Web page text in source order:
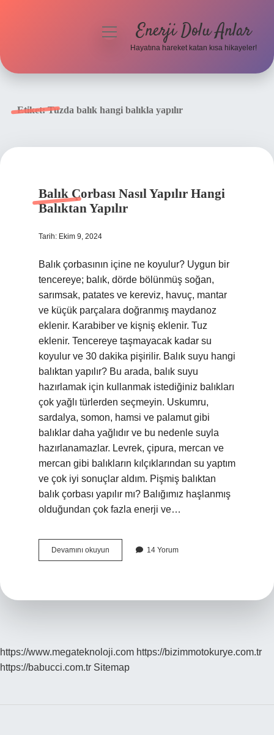
menüyüEnerji Dolu Anlar
Hayatına hareket katan kısa hikayeler!
Etiket:Tuzda balık hangi balıkla yapılır
Balık Çorbası Nasıl Yapılır Hangi
Balıktan Yapılır
Tarih: Ekim 9, 2024
Balık çorbasının içine ne koyulur? Uygun bir
tencereye; balık, dörde bölünmüş soğan,
sarımsak, patates ve kereviz, havuç, mantar
ve küçük parçalara doğranmış maydanoz
eklenir. Karabiber ve kişniş eklenir. Tuz
eklenir. Tencereye taşmayacak kadar su
koyulur ve 30 dakika pişirilir. Balık suyu hangi
balıktan yapılır? Bu arada, balık suyu
hazırlamak için kullanmak istediğiniz balıkları
çok yağlı türlerden seçmeyin. Uskumru,
sardalya, somon, hamsi ve palamut gibi
balıklar daha yağlıdır ve bu nedenle suyla
hazırlanamazlar. Levrek, çipura, mercan ve
mercan gibi balıkların kılçıklarından su yaptım
ve çok iyi sonuçlar aldım. Pişmiş balıktan
balık çorbası yapılır mı? Balığımız haşlanmış
olduğundan çok fazla enerji ve…
Devamını okuyun
Çorbası
14 Yorum
https://www.megateknoloji.com https://bizimmotokurye.com.tr
https://babucci.com.tr Sitemap